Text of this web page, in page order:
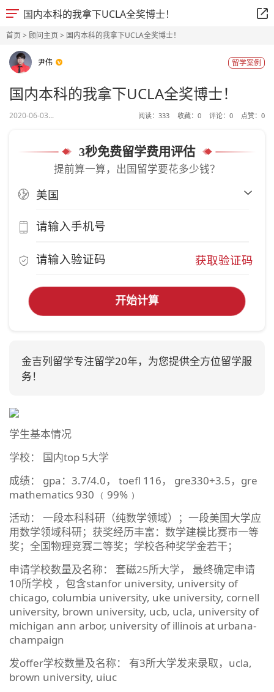
国内本科的我拿下UCLA全奖博士！
首页> 顾问主页> 国内本科的我拿下UCLA全奖博士！
尹伟 留学案例
国内本科的我拿下UCLA全奖博士！
2020-06-03... 阅读： 333 收藏： 0 评论： 0 点赞： 0
3秒免费留学费用评估
提前算一算，出国留学要花多少钱？
获取验证码
开始计算
金吉列留学专注留学20年，为您提供全方位留学服
务！
学生基本情况
学校： 国内top 5大学
成绩： gpa：3.7/4.0， toefl 116， gre330+3.5，gre
mathematics 930 ﹙99%﹚
活动： 一段本科科研（纯数学领域）；一段美国大学应
用数学领域科研；获奖经历丰富：数学建模比赛市一等
奖；全国物理竞赛二等奖；学校各种奖学金若干；
申请学校数量及名称： 套磁25所大学， 最终确定申请
10所学校 ，包含stanfor university, university of
chicago, columbia university, uke university, cornell
university, brown university, ucb, ucla, university of
michigan ann arbor, university of illinois at urbana-
champaign
发offer学校数量及名称： 有3所大学发来录取，ucla,
brown university, uiuc